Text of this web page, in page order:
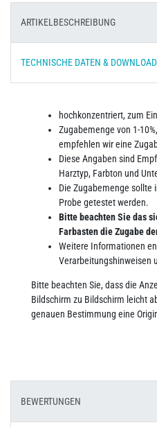
ARTIKELBESCHREIBUNG
TECHNISCHE DATEN &
hochkonzentriert, zum
Zugabemenge von 1-
empfehlen wir eine
Diese Angaben sind
Harztyp, Farbton und
Die Zugabemenge sollte
Probe getestet werden.
Bitte beachten Sie das
Farbasten die Zugabe
Weitere Informationen
Verarbeitungshinweisen
Bitte beachten Sie, dass die
Bildschirm zu Bildschirm leicht
genauen Bestimmung eine
BEWERTUNGEN